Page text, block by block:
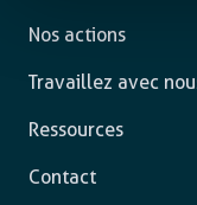
Nos actions
Travaillez avec
Ressources
Contact